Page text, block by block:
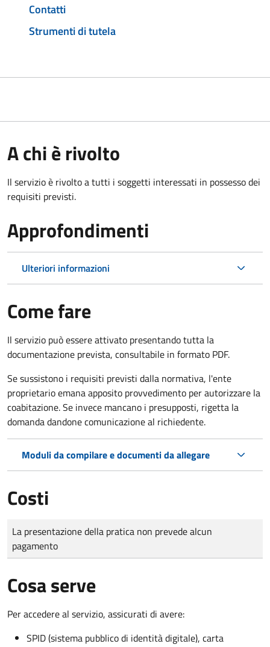
Contatti
Strumenti di tutela
A chi è rivolto
Il servizio è rivolto a tutti i soggetti interessati in possesso dei
requisiti previsti.
Approfondimenti
Ulteriori informazioni
Come fare
Il servizio può essere attivato presentando tutta la
documentazione prevista, consultabile in formato PDF.
Se sussistono i requisiti previsti dalla normativa, l'ente
proprietario emana apposito provvedimento per autorizzare la
coabitazione. Se invece mancano i presupposti, rigetta la
domanda dandone comunicazione al richiedente.
Moduli da compilare e documenti da allegare
Costi
Tipo di pagamento
Importo
La presentazione della pratica non prevede alcun
pagamento
Cosa serve
Per accedere al servizio, assicurati di avere:
SPID (sistema pubblico di identità digitale), carta